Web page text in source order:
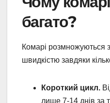
багато?
Комарі розмножуються
швидкістю завдяки
Короткий цикл.
лише 7-14 днів за